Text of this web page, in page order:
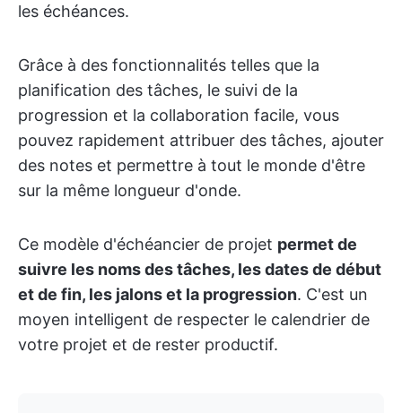
les échéances.
Grâce à des fonctionnalités telles que la
planification des tâches, le suivi de la
progression et la collaboration facile, vous
pouvez rapidement attribuer des tâches, ajouter
des notes et permettre à tout le monde d'être
sur la même longueur d'onde.
Ce modèle d'échéancier de projet permet de
suivre les noms des tâches, les dates de début
et de fin, les jalons et la progression. C'est un
moyen intelligent de respecter le calendrier de
votre projet et de rester productif.